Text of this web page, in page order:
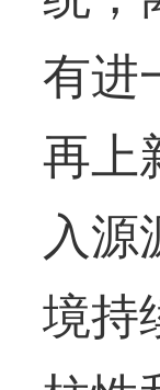
有进
再上
入源
境持